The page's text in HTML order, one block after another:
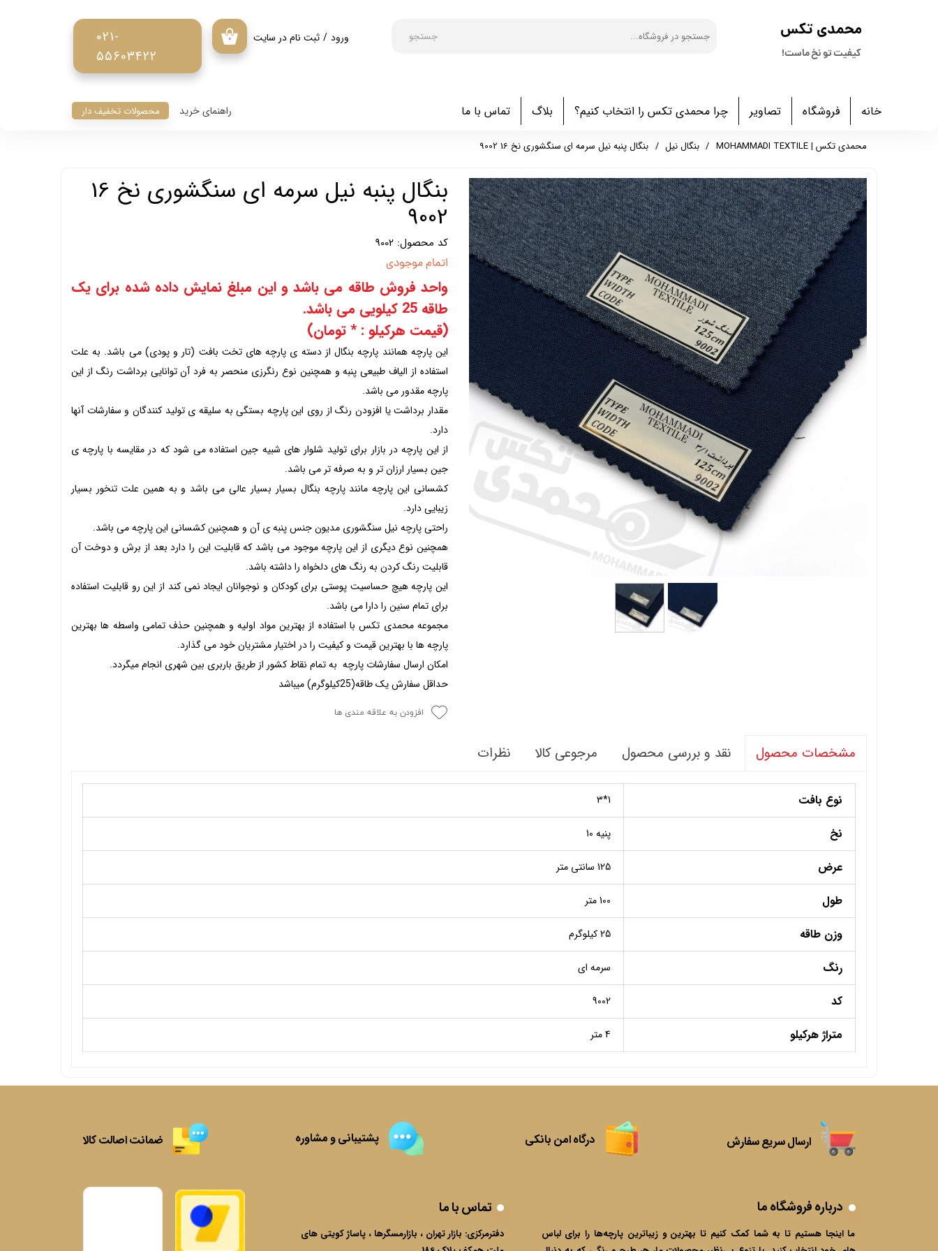
​محمدی تکس
کیفیت تو نخ ماست!
021-
55603422
جستجو ۰ ورود / ثبت نام در سایت
خانه فروشگاه تصاویر چرا محمدی تکس را انتخاب کنیم؟ بلاگ تماس با ما محصولات تخفیف دار راهنمای خرید
محمدی تکس | MOHAMMADI TEXTILE بنگال نیل بنگال پنبه نیل سرمه ای سنگشوری نخ 16 9002
بنگال پنبه نیل سرمه ای سنگشوری نخ 16
9002
کد محصول: 9002
اتمام موجودی
واحد فروش طاقه می باشد و این مبلغ نمایش داده شده برای یک
طاقه 25 کیلویی می باشد.
(قیمت هرکیلو : * تومان)
این پارچه همانند پارچه بنگال از دسته ی پارچه های تخت بافت (تار و پودی) می باشد. به علت
استفاده از الیاف طبیعی پنبه و همچنین نوع رنگرزی منحصر به فرد آن توانایی برداشت رنگ از این
پارچه مقدور می باشد.
مقدار برداشت یا افزودن رنگ از روی این پارچه بستگی به سلیقه ی تولید کنندگان و سفارشات آنها
دارد.
از این پارچه در بازار برای تولید شلوار های شبیه جین استفاده می شود که در مقایسه با پارچه ی
جین بسیار ارزان تر و به صرفه تر می باشد.
کشسانی این پارچه مانند پارچه بنگال بسیار بسیار عالی می باشد و به همین علت تنخور بسیار
زیبایی دارد.
راحتی پارچه نیل سنگشوری مدیون جنس پنبه ی آن و همچنین کشسانی این پارچه می باشد.
همچنین نوع دیگری از این پارچه موجود می باشد که قابلیت این را دارد بعد از برش و دوخت آن
قابلیت رنگ کردن به رنگ های دلخواه را داشته باشد.
این پارچه هیچ حساسیت پوستی برای کودکان و نوجوانان ایجاد نمی کند از این رو قابلیت استفاده
برای تمام سنین را دارا می باشد.
مجموعه محمدی تکس با استفاده از بهترین مواد اولیه و همچنین حذف تمامی واسطه ها بهترین
پارچه ها با بهترین قیمت و کیفیت را در اختیار مشتریان خود می گذارد.
امکان ارسال سفارشات پارچه به تمام نقاط کشور از طریق باربری بین شهری انجام میگردد.
حداقل سفارش یک طاقه(25کیلوگرم) میباشد
افزودن به علاقه مندی ها
مشخصات محصول نقد و بررسی محصول مرجوعی کالا نظرات
نوع بافت 1*3
نخ پنیه 10
عرض 125 سانتی متر
طول 100 متر
وزن طاقه 25 کیلوگرم
رنگ سرمه ای
کد 9002
متراژ هرکیلو 4 متر
ارسال سریع سفارش
درباره فروشگاه ما
ما اینجا هستیم تا به شما کمک کنیم تا بهترین و زیباترین پارچه‌ها را برای لباس
تماس با ما
دفترمرکزی: بازار تهران ، بازارمسگرها ، پاساژ کویتی های
درگاه امن بانکی پشتیبانی و مشاوره ضمانت اصالت کالا